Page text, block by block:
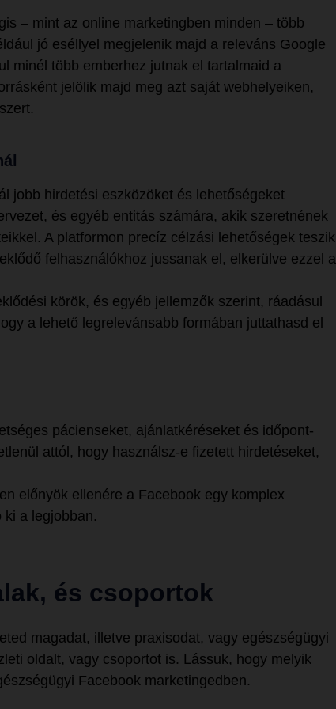
– mint az online marketingben minden – több
jó eséllyel megjelenik majd a releváns Google
minél több emberhez jutnak el tartalmaid a
jelölik majd meg azt saját webhelyeiken,
jobb hirdetési eszközöket és lehetőségeket
és egyéb entitás számára, akik szeretnének
A platformon precíz célzási lehetőségek teszik
felhasználókhoz jussanak el, elkerülve ezzel a
körök, és egyéb jellemzők szerint, ráadásul
a lehető legrelevánsabb formában juttathasd el
pácienseket, ajánlatkéréseket és időpont-
attól, hogy használsz-e fizetett hirdetéseket,
előnyök ellenére a Facebook egy komplex
a legjobban.
és csoportok
magadat, illetve praxisodat, vagy egészségügyi
oldalt, vagy csoportot is. Lássuk, hogy melyik
Facebook marketingedben.